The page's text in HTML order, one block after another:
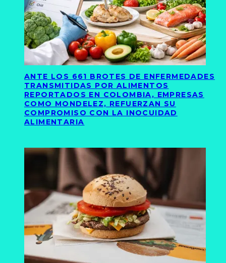
ANTE LOS 661 BROTES DE ENFERMEDADES
TRANSMITIDAS POR ALIMENTOS
REPORTADOS EN COLOMBIA, EMPRESAS
COMO MONDELEZ, REFUERZAN SU
COMPROMISO CON LA INOCUIDAD
ALIMENTARIA